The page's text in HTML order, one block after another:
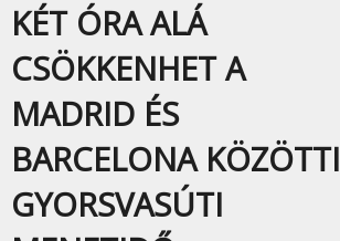
KÉT ÓRA ALÁ
CSÖKKENHET A
MADRID ÉS
BARCELONA KÖZÖTTI
GYORSVASÚTI